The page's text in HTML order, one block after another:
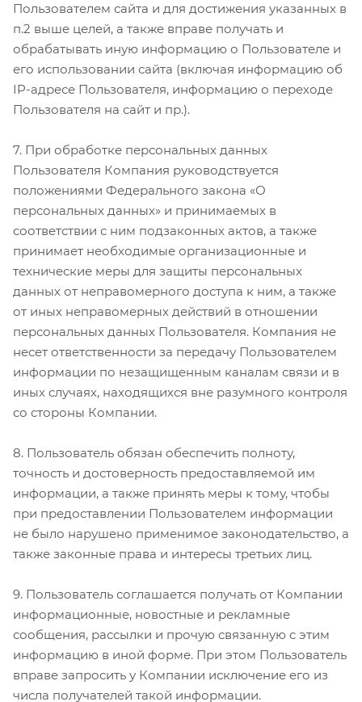
Пользователем сайта и для достижения указанных в
п.2 выше целей, а также вправе получать и
обрабатывать иную информацию о Пользователе и
его использовании сайта (включая информацию об
IP-адресе Пользователя, информацию о переходе
Пользователя на сайт и пр.).
7. При обработке персональных данных
Пользователя Компания руководствуется
положениями Федерального закона «О
персональных данных» и принимаемых в
соответствии с ним подзаконных актов, а также
принимает необходимые организационные и
технические меры для защиты персональных
данных от неправомерного доступа к ним, а также
от иных неправомерных действий в отношении
персональных данных Пользователя. Компания не
несет ответственности за передачу Пользователем
информации по незащищенным каналам связи и в
иных случаях, находящихся вне разумного контроля
со стороны Компании.
8. Пользователь обязан обеспечить полноту,
точность и достоверность предоставляемой им
информации, а также принять меры к тому, чтобы
при предоставлении Пользователем информации
не было нарушено применимое законодательство, а
также законные права и интересы третьих лиц.
9. Пользователь соглашается получать от Компании
информационные, новостные и рекламные
сообщения, рассылки и прочую связанную с этим
информацию в иной форме. При этом Пользователь
вправе запросить у Компании исключение его из
числа получателей такой информации.